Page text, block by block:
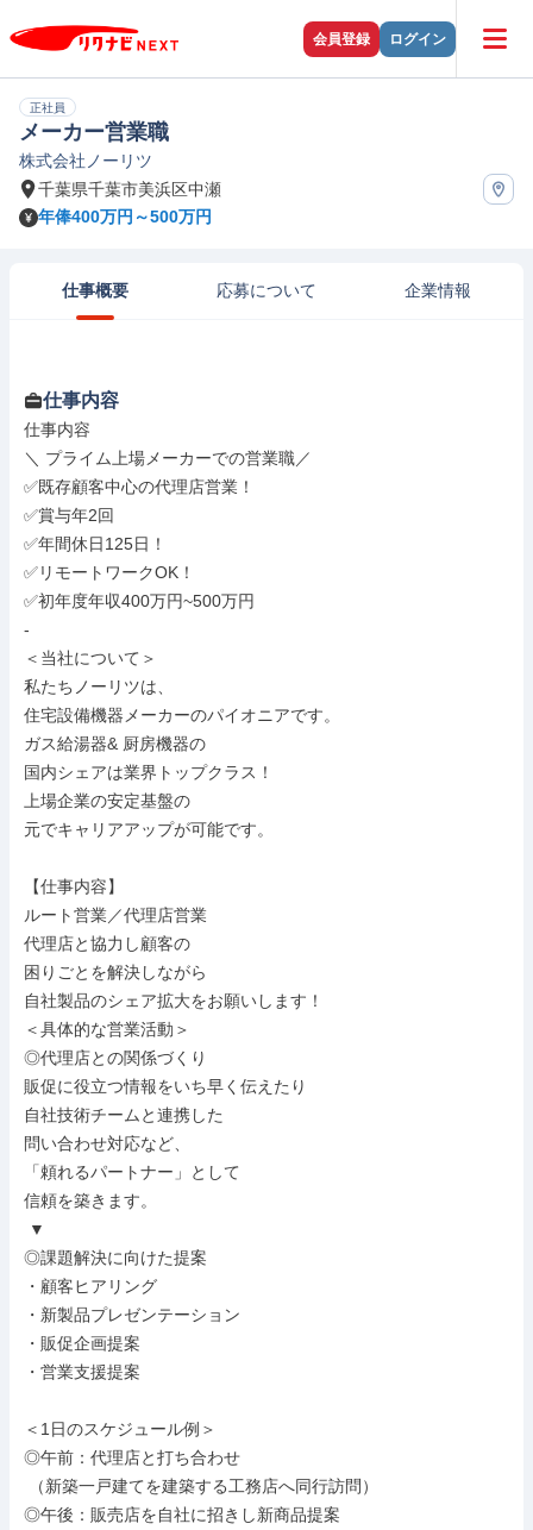
会員登録 ログイン
正社員
メーカー営業職
株式会社ノーリツ
千葉県千葉市美浜区中瀬
年俸400万円～500万円
仕事概要 応募について 企業情報
仕事内容
仕事内容
＼ プライム上場メーカーでの営業職／
✅既存顧客中心の代理店営業！
✅賞与年2回
✅年間休日125日！
✅リモートワークOK！
✅初年度年収400万円~500万円
-
＜当社について＞
私たちノーリツは、
住宅設備機器メーカーのパイオニアです。
ガス給湯器& 厨房機器の
国内シェアは業界トップクラス！
上場企業の安定基盤の
元でキャリアアップが可能です。
【仕事内容】
ルート営業／代理店営業
代理店と協力し顧客の
困りごとを解決しながら
自社製品のシェア拡大をお願いします！
＜具体的な営業活動＞
◎代理店との関係づくり
販促に役立つ情報をいち早く伝えたり
自社技術チームと連携した
問い合わせ対応など、
「頼れるパートナー」として
信頼を築きます。
◎課題解決に向けた提案
・顧客ヒアリング
・新製品プレゼンテーション
・販促企画提案
・営業支援提案
＜1日のスケジュール例＞
◎午前：代理店と打ち合わせ
◎午後：販売店を自社に招きし新商品提案